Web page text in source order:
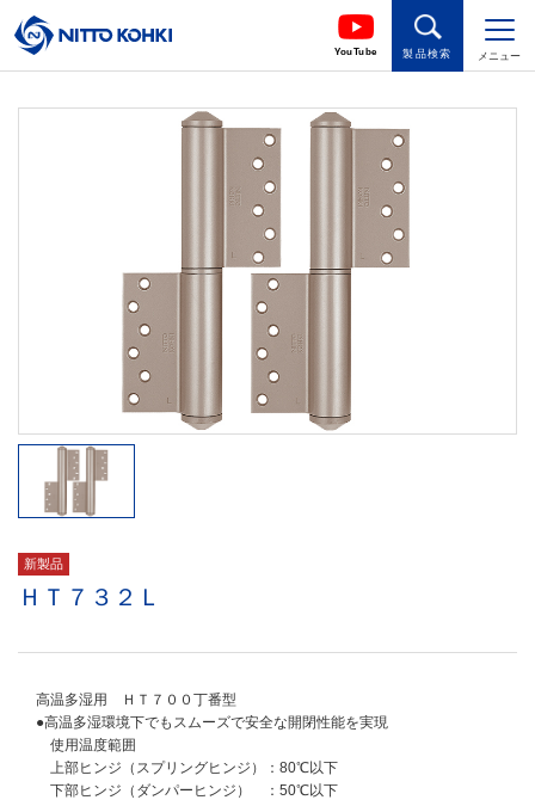
YouTube 製品検索 メニュー
新製品
ＨＴ７３２Ｌ
高温多湿用 ＨＴ７００丁番型
●高温多湿環境下でもスムーズで安全な開閉性能を実現
使用温度範囲
上部ヒンジ（スプリングヒンジ）：80℃以下
下部ヒンジ（ダンパーヒンジ） ：50℃以下